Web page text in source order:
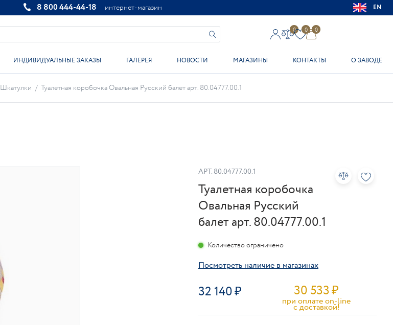
8 800 444-44-18 интернет-магазин EN
0 0 0
ИНДИВИДУАЛЬНЫЕ ЗАКАЗЫ ГАЛЕРЕЯ НОВОСТИ МАГАЗИНЫ КОНТАКТЫ О ЗАВОДЕ
Шкатулки / Туалетная коробочка Овальная Русский балет арт. 80.04777.00.1
АРТ. 80.04777.00.1
Туалетная коробочка
Овальная Русский
балет арт. 80.04777.00.1
32 140 30 533₽
при оплате on-line
c доставкой!
Посмотреть наличие в магазинах
Количество ограничено